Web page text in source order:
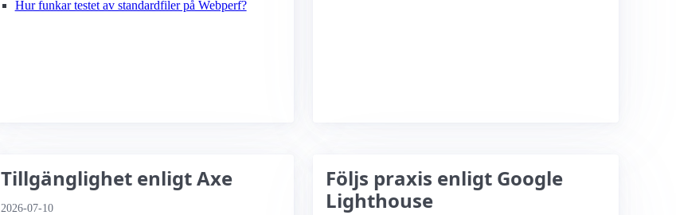
Hur funkar testet av standardfiler på Webperf?
Tillgänglighet enligt Axe
2026-07-10
Följs praxis enligt Google
Lighthouse